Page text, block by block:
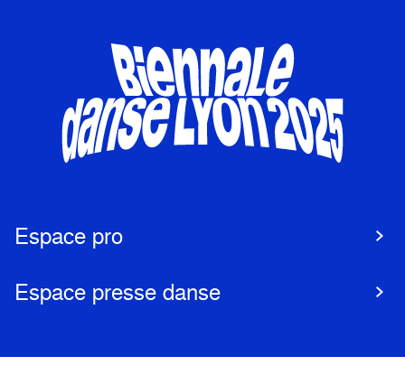
Espace pro
Espace presse danse